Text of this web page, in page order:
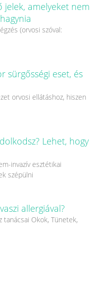
jelek, amelyeket nem
(orvosi szóval:
sürgősségi eset, és
orvosi ellátáshoz, hiszen
Lehet, hogy
invazív esztétikai
szépülni
allergiával?
tanácsai Okok, Tünetek,